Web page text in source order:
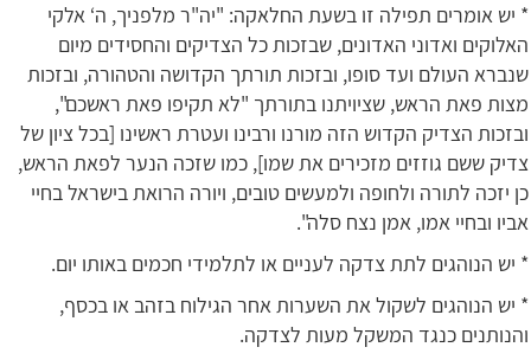
* יש אומרים תפילה זו בשעת החלאקה: "יה"ר מלפניך, ה‘ אלקי
האלוקים ואדוני האדונים, שבזכות כל הצדיקים והחסידים מיום
שנברא העולם ועד סופו, ובזכות תורתך הקדושה והטהורה, ובזכות
מצות פאת הראש, שציויתנו בתורתך "לא תקיפו פאת ראשכם",
ובזכות הצדיק הקדוש הזה מורנו ורבינו ועטרת ראשינו [בכל ציון של
צדיק ששם גוזזים מזכירים את שמו], כמו שזכה הנער לפאת הראש,
כן יזכה לתורה ולחופה ולמעשים טובים, ויורה הרואת בישראל בחיי
אביו ובחיי אמו, אמן נצח סלה".
* יש הנוהגים לתת צדקה לעניים או לתלמידי חכמים באותו יום.
* יש הנוהגים לשקול את השערות אחר הגילוח בזהב או בכסף,
והנותנים כנגד המשקל מעות לצדקה.